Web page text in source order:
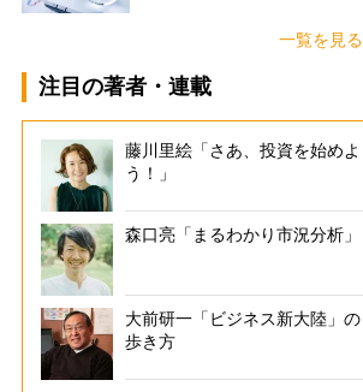
一覧を見る
注目の著者・連載
藤川里絵「さあ、投資を始めよ
う！」
森口亮「まるわかり市況分析」
大前研一「ビジネス新大陸」の
歩き方